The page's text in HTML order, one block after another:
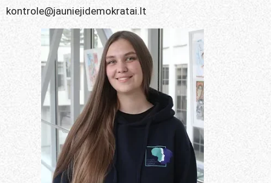
kontrole@jauniejidemokratai.lt